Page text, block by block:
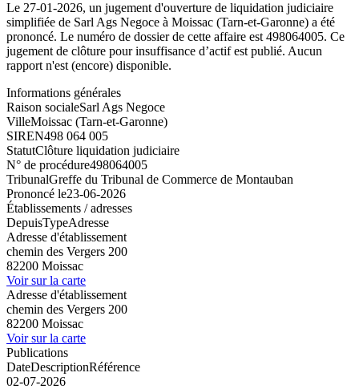
Le 27-01-2026, un jugement d'ouverture de liquidation judiciaire
simplifiée de Sarl Ags Negoce à Moissac (Tarn-et-Garonne) a été
prononcé. Le numéro de dossier de cette affaire est 498064005. Ce
jugement de clôture pour insuffisance d’actif est publié. Aucun
rapport n'est (encore) disponible.
Informations générales
Raison socialeSarl Ags Negoce
VilleMoissac (Tarn-et-Garonne)
SIREN498 064 005
StatutClôture liquidation judiciaire
N° de procédure498064005
TribunalGreffe du Tribunal de Commerce de Montauban
Prononcé le23-06-2026
Établissements / adresses
DepuisTypeAdresse
Adresse d'établissement
chemin des Vergers 200
82200 Moissac
Voir sur la carte
Adresse d'établissement
chemin des Vergers 200
82200 Moissac
Voir sur la carte
Publications
DateDescriptionRéférence
02-07-2026